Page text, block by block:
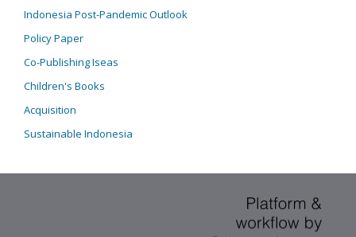
Indonesia Post-Pandemic Outlook
Policy Paper
Co-Publishing Iseas
Children's Books
Acquisition
Sustainable Indonesia